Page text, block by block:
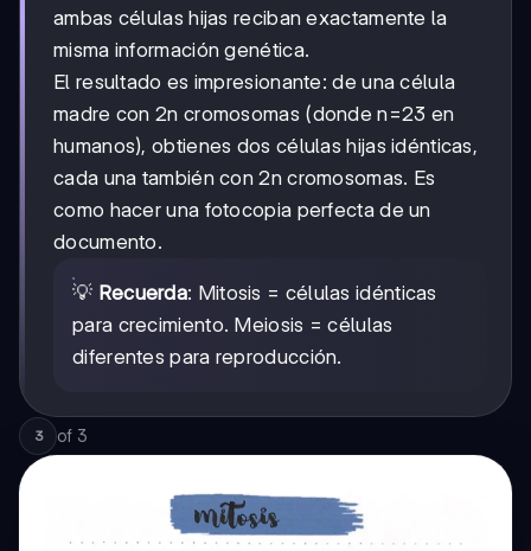
ambas células hijas reciban exactamente la
misma información genética.
El resultado es impresionante: de una célula
madre con 2n cromosomas (donde n=23 en
humanos), obtienes dos células hijas idénticas,
cada una también con 2n cromosomas. Es
como hacer una fotocopia perfecta de un
documento.
💡 Recuerda: Mitosis = células idénticas
para crecimiento. Meiosis = células
diferentes para reproducción.
3 of 3